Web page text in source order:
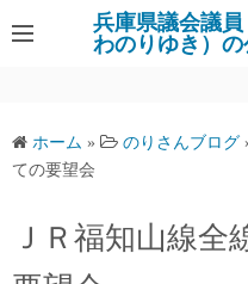
ン
ツ
へ
兵庫県議会議
わのりゆき）の
ホーム » のりさんブログ
ての要望会
ＪＲ福知山線全